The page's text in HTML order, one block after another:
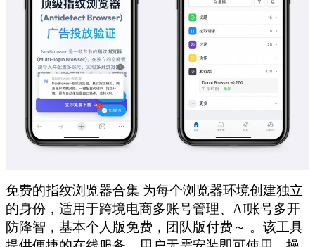
免费的指纹浏览器合集 为每个浏览器环境创建独立
的身份，适用于跨境电商多账号管理、AI账号多开
防降智，基本个人版免费，团队版付费～ 。该工具